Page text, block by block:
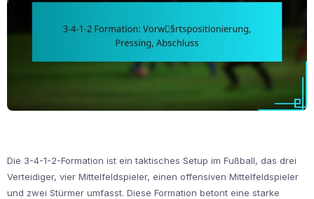
Die 3-4-1-2-Formation ist ein taktisches Setup im Fußball, das drei
Verteidiger, vier Mittelfeldspieler, einen offensiven Mittelfeldspieler
und zwei Stürmer umfasst. Diese Formation betont eine starke